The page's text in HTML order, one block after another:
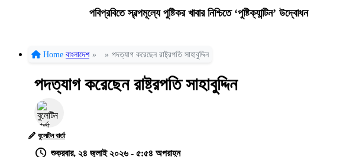
পবিপ্রবিতে স্বল্পমূল্যে পুষ্টিকর খাবার নিশ্চিতে ‘পুষ্টিক্যান্টিন’ উদ্বোধন
Home বাংলাদেশ » » পদত্যাগ করেছেন রাষ্ট্রপতি সাহাবুদ্দিন
পদত্যাগ করেছেন রাষ্ট্রপতি সাহাবুদ্দিন
বুলেটিন বার্তা
শুক্রবার, ২৪ জুলাই ২০২৬ - ৫:৫৪ অপরাহ্ন